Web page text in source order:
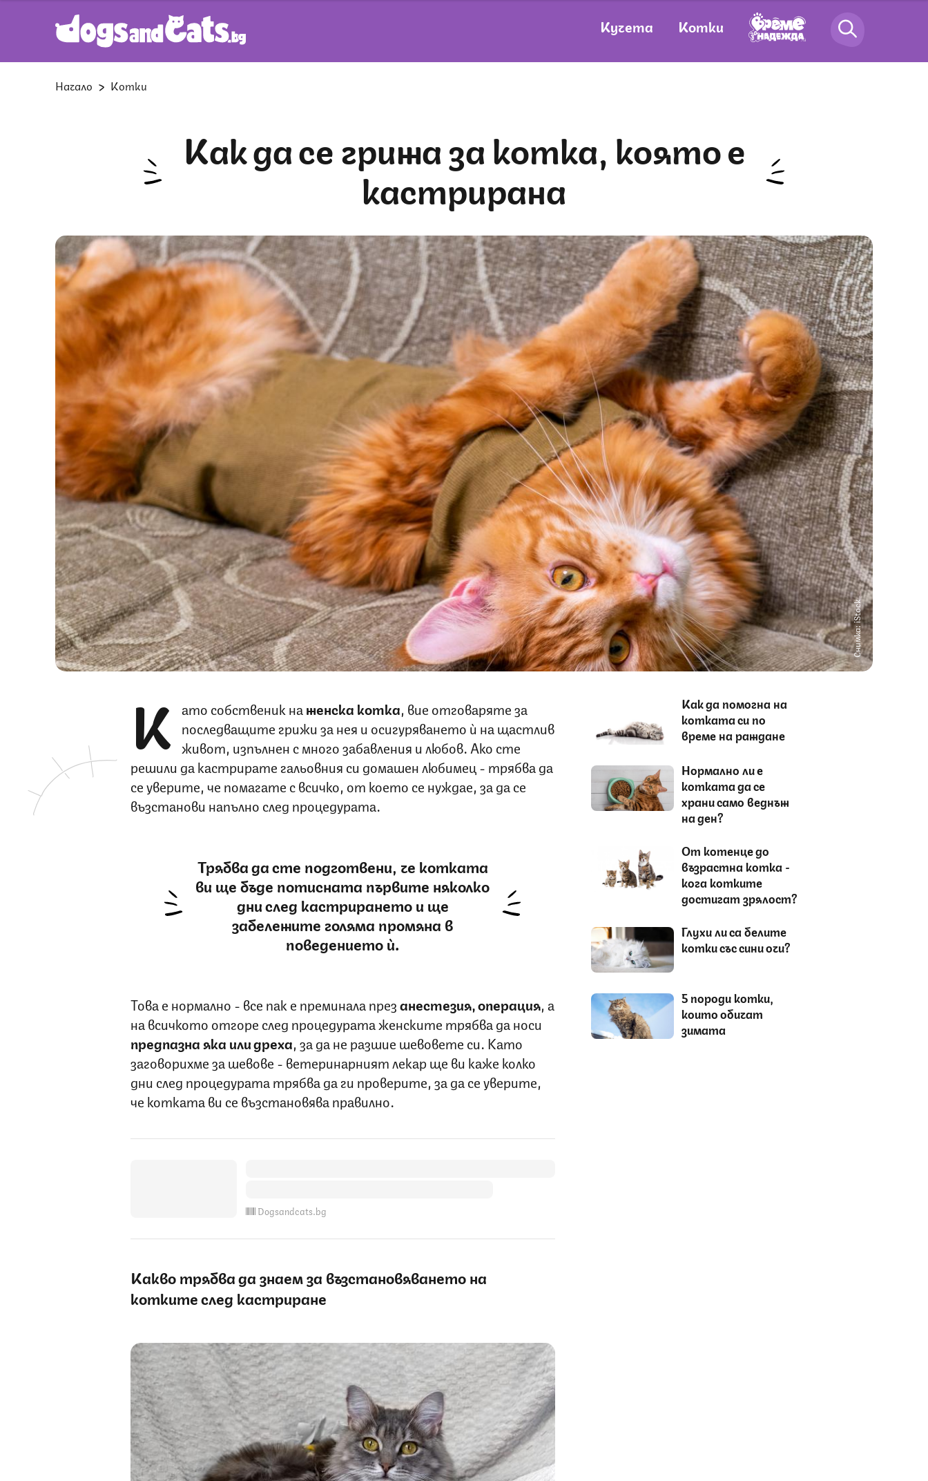
Кучета Котки
Начало Котки
Как да се грижа за котка, която е
кастрирана
Снимка: iStock
К ато собственик наженска котка, вие отговаряте за
последващите грижи за нея и осигуряването ѝ на щастлив
живот, изпълнен с много забавления и любов. Ако сте
решили да кастрирате гальовния си домашен любимец - трябва да
се уверите, че помагате с всичко, от което се нуждае, за да се
възстанови напълно след процедурата.
Трябва да сте подготвени, че котката
ви ще бъде потисната първите няколко
дни след кастрирането и ще
забележите голяма промяна в
поведението ѝ.
Това е нормално - все пак е преминала презанестезия, операция, а
на всичкото отгоре след процедурата женските трябва да носи
предпазна яка или дреха, за да не разшие шевовете си. Като
заговорихме за шевове - ветеринарният лекар ще ви каже колко
дни след процедурата трябва да ги проверите, за да се уверите,
че котката ви се възстановява правилно.
Dogsandcats.bg
Какво трябва да знаем за възстановяването на
котките след кастриране
Как да помогна на
котката си по
време на раждане
Нормално ли е
котката да се
храни само веднъж
на ден?
От котенце до
възрастна котка -
кога котките
достигат зрялост?
Глухи ли са белите
котки със сини очи?
5 породи котки,
които обичат
зимата